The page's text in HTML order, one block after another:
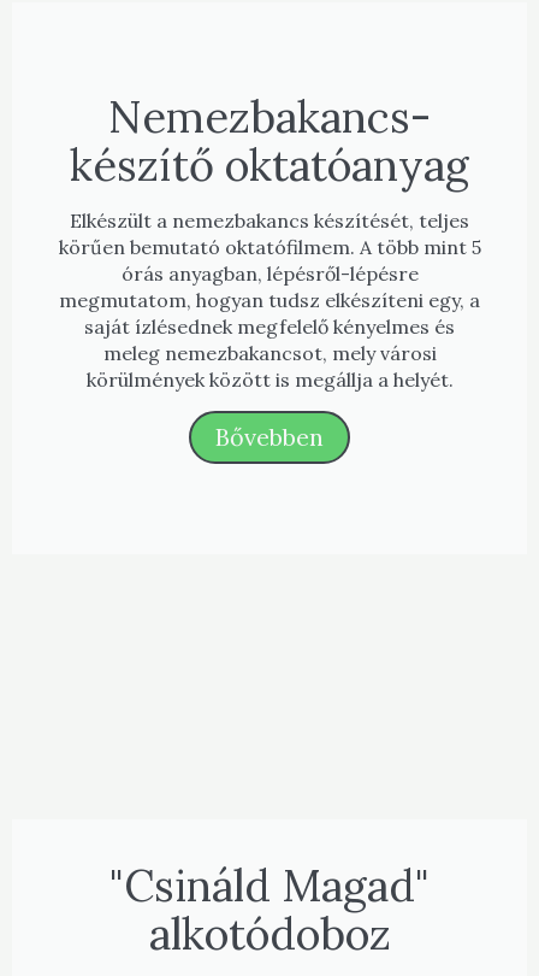
Nemezbakancs-
készítő oktatóanyag
Elkészült a nemezbakancs készítését, teljes
körűen bemutató oktatófilmem. A több mint 5
órás anyagban, lépésről-lépésre
megmutatom, hogyan tudsz elkészíteni egy, a
saját ízlésednek megfelelő kényelmes és
meleg nemezbakancsot, mely városi
körülmények között is megállja a helyét.
Bővebben
"Csináld Magad"
alkotódoboz